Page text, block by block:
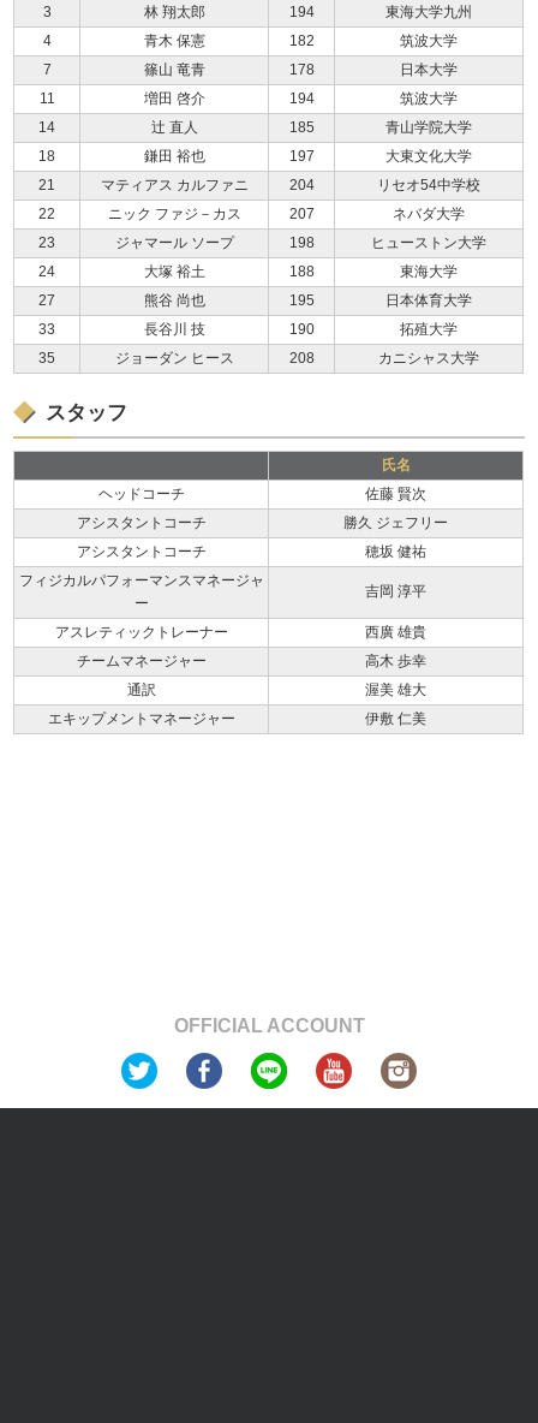
3
林 翔太郎 194
東海大学九州
4
青木 保憲 182
筑波大学
7
篠山 竜青 178
日本大学
11
増田 啓介 194
筑波大学
14
辻 直人 185
青山学院大学
18
鎌田 裕也 197
大東文化大学
21
マティアス カルファニ 204
リセオ54中学校
22
ニック ファジ－カス 207
ネバダ大学
23
ジャマール ソープ 198
ヒューストン大学
24
大塚 裕土 188
東海大学
27
熊谷 尚也 195
日本体育大学
33
長谷川 技 190
拓殖大学
35
ジョーダン ヒース 208 カニシャス大学
スタッフ
氏名
ヘッドコーチ
佐藤 賢次
アシスタントコーチ
勝久 ジェフリー
アシスタントコーチ
穂坂 健祐
フィジカルパフォーマンスマネージャ
ー
吉岡 淳平
アスレティックトレーナー
西廣 雄貴
チームマネージャー
高木 歩幸
通訳
渥美 雄大
エキップメントマネージャー
伊敷 仁美
OFFICIAL ACCOUNT